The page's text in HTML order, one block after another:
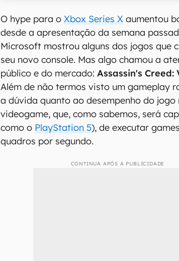
O hype para oXbox Series X aumentou
desde a apresentação da semana
Microsoft mostrou alguns dos jogos que
seu novo console. Mas algo chamou a
público e do mercado:Assassin's Creed:
Além de não termos visto um gameplay
a dúvida quanto ao desempenho do jogo
videogame, que, como sabemos, será
como o PlayStation 5), de executar
quadros por segundo.
CONTINUA APÓS A PUBLICIDADE